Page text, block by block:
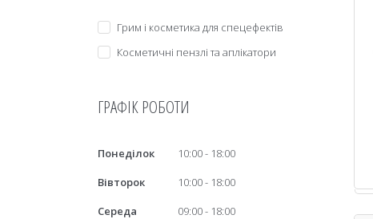
Грим і косметика для спецефектів
Косметичні пензлі та аплікатори
ГРАФІК РОБОТИ
Понеділок 10:00
18:00
Вівторок
10:00
18:00
Середа
09:00
18:00